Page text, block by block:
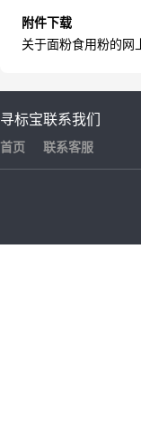
附件下载
关于面粉食用粉的网
寻标宝
首页
联系我们
联系客服